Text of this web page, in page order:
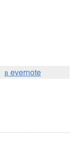
в evernote